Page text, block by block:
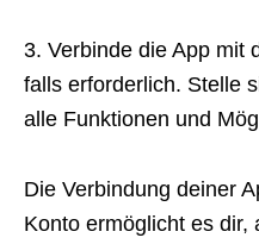
3. Verbinde die App mit
falls erforderlich. Stelle
alle Funktionen und
Die Verbindung deiner
Konto ermöglicht es dir,